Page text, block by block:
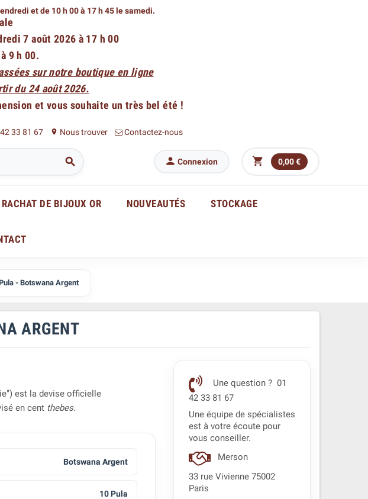
et de 10 h 00 à 17 h 45 le samedi.
7 août 2026 à 17 h 00
9 h 00.
sur notre boutique en ligne
du 24 août 2026.
et vous souhaite un très bel été !
33 81 67 place Nous trouver Contactez-nous
  Connexion  0,00 €
RACHAT DE BIJOUX OR NOUVEAUTÉS STOCKAGE
- Botswana Argent
ARGENT
est ladevise officielle
en cent thebes.
Botswana Argent
10 Pula
Une question ? 01
42 33 81 67
Une équipe de spécialistes
est à votre écoute pour
vous conseiller.
Merson
33 rue Vivienne 75002
Paris